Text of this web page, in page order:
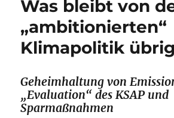
Was bleibt von
„ambitionierten“
Klimapolitik
Geheimhaltung von
„Evaluation“ des KSAP und
Sparmaßnahmen